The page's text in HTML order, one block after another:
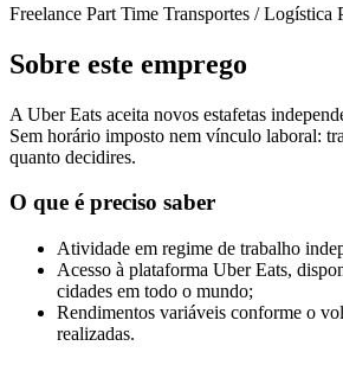
Freelance Part Time Transportes / Logística
Sobre este emprego
A Uber Eats aceita novos estafetas
Sem horário imposto nem vínculo laboral:
quanto decidires.
O que é preciso saber
Atividade em regime de trabalho
Acesso à plataforma Uber Eats,
cidades em todo o mundo;
Rendimentos variáveis conforme o
realizadas.